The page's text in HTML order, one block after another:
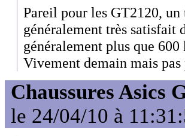
Pareil pour les GT2120, un
généralement très satisfait
généralement plus que 600
Vivement demain mais
Chaussures Asics
le 24/04/10 à